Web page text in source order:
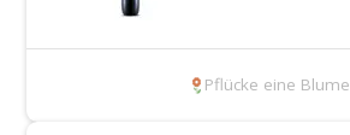
Pflücke eine Blume